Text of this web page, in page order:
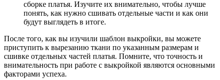
сборке платья. Изучите их внимательно, чтобы лучше
понять, как нужно сшивать отдельные части и как они
будут выглядеть в итоге.
После того, как вы изучили шаблон выкройки, вы можете
приступить к вырезанию ткани по указанным размерам и
сшивке отдельных частей платья. Помните, что точность и
внимательность при работе с выкройкой являются основными
факторами успеха.